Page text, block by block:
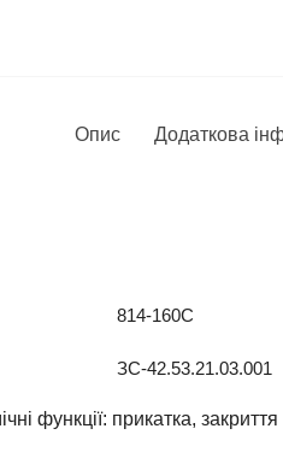
Опис Додаткова
814-160C
ЗС-42.53.21.03.001
функції: прикатка,